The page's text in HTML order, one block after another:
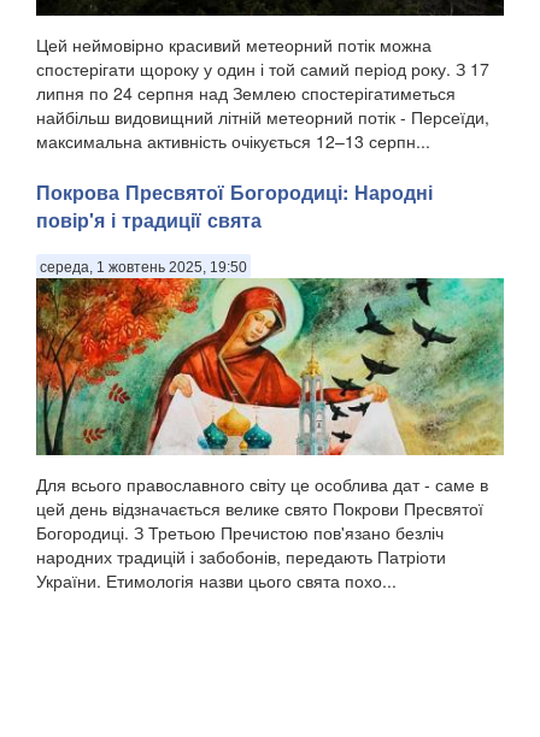
Цей неймовірно красивий метеорний потік можна
спостерігати щороку у один і той самий період року. З 17
липня по 24 серпня над Землею спостерігатиметься
найбільш видовищний літній метеорний потік - Персеїди,
максимальна активність очікується 12–13 серпн...
Покрова Пресвятої Богородиці: Народні
повір'я і традиції свята
середа, 1 жовтень 2025, 19:50
Для всього православного світу це особлива дат - саме в
цей день відзначається велике свято Покрови Пресвятої
Богородиці. З Третьою Пречистою пов'язано безліч
народних традицій і забобонів, передають Патріоти
України. Етимологія назви цього свята похо...